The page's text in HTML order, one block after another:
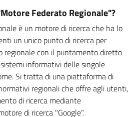
Federato Regionale"?
è un motore di ricerca che ha lo
un unico punto di ricerca per
regionale con il puntamento diretto
informativi delle singole
Si tratta di una piattaforma di
regionali che offre agli utenti,
di ricerca mediante
di ricerca "Google".